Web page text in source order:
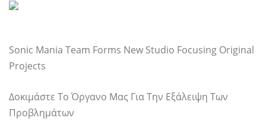
Sonic Mania Team Forms New Studio Focusing Original
Projects
Δοκιμάστε Το Όργανο Μας Για Την Εξάλειψη Των
Προβλημάτων